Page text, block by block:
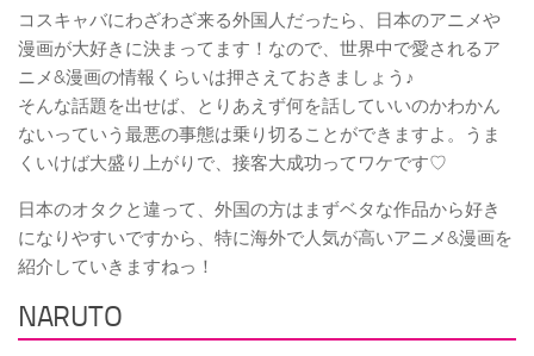
コスキャバにわざわざ来る外国人だったら、日本のアニメや
漫画が大好きに決まってます！なので、世界中で愛されるア
ニメ&漫画の情報くらいは押さえておきましょう♪
そんな話題を出せば、とりあえず何を話していいのかわかん
ないっていう最悪の事態は乗り切ることができますよ。うま
くいけば大盛り上がりで、接客大成功ってワケです♡
日本のオタクと違って、外国の方はまずベタな作品から好き
になりやすいですから、特に海外で人気が高いアニメ&漫画を
紹介していきますねっ！
NARUTO